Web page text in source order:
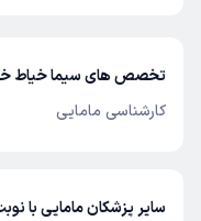
تخصص های سیما خیاط
کارشناسی مامایی
سایر پزشکان مامایی با